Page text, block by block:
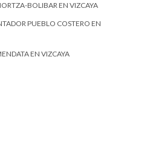
BOLIBAR EN VIZCAYA
PUEBLO COSTERO EN
EN VIZCAYA